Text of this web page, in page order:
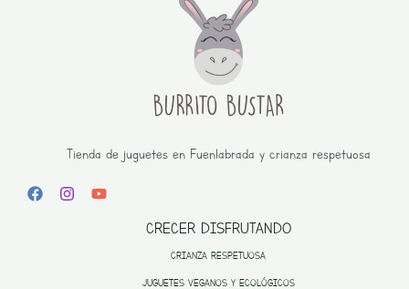
Tienda de juguetes en Fuenlabrada y crianza respetuosa
CRECER DISFRUTANDO
CRIANZA RESPETUOSA
JUGUETES VEGANOS Y ECOLÓGICOS